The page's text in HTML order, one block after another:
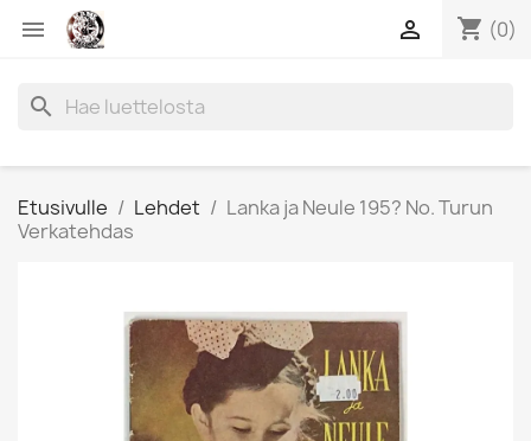
 shopping_cart (0)

search
Etusivulle Lehdet
Lanka ja Neule 195? No. Turun
Verkatehdas